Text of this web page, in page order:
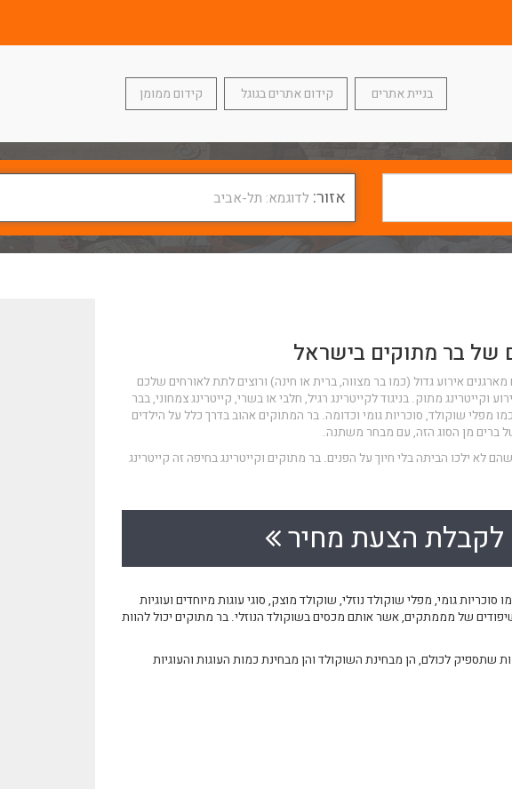
בניית אתרים קידום אתרים בגוגל קידום ממומן
אזור: לדוגמא: תל-אביב
של בר מתוקים בישראל
אירוע גדול (כמו בר מצווה,בריתאו חינה) ורוצים לתת לאורחים שלכם
וקייטרינג מתוק. בניגוד לקייטרינג רגיל, חלבי או בשרי, קייטרינג צמחוני, בבר
מפלי שוקולד, סוכריות גומי וכדומה. בר המתוקים אהוב בדרך כלל על הילדים
ברים מן הסוג הזה, עם מבחר משתנה.
לא ילכו הביתה בלי חיוך על הפנים. בר מתוקים וקייטרינג בחיפה זה קייטרינג
לקבלת הצעת מחיר
גומי, מפלי שוקולד נוזלי, שוקולד מוצק, סוגי עוגות מיוחדים ועוגיות
של מממתקים, אשר אותם מכסים בשוקולד הנוזלי. בר מתוקים יכול להוות
לכולם, הן מבחינת השוקולד והן מבחינת כמות העוגות והעוגיות